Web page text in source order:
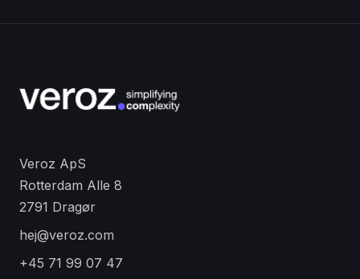
Veroz ApS
Rotterdam Alle 8
2791 Dragør
hej@veroz.com
+45 71 99 07 47